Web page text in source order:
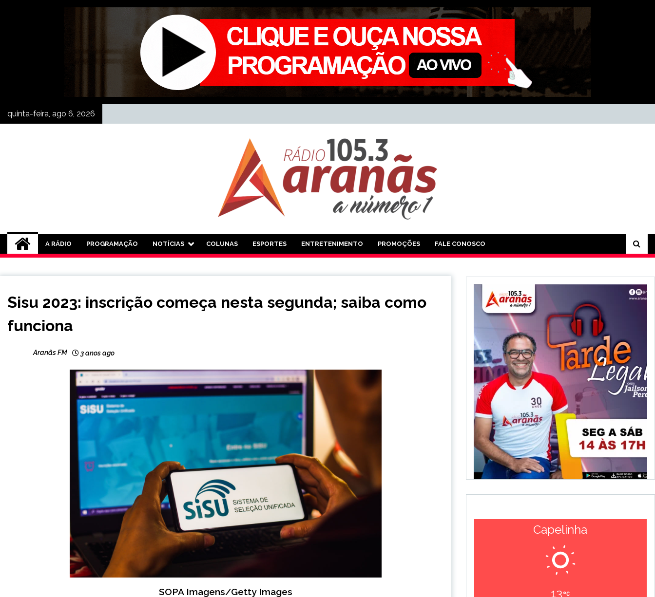
quinta-feira, ago 6, 2026
Rádio Aranãs 105.3
A RÁDIO PROGRAMAÇÃO NOTÍCIAS COLUNAS ESPORTES ENTRETENIMENTO PROMOÇÕES FALE CONOSCO
NOTÍCIAS
Sisu 2023: inscrição começa nesta segunda; saiba como
funciona
Aranãs FM 3 anos ago
SOPA Imagens/Getty Images
Capelinha
13